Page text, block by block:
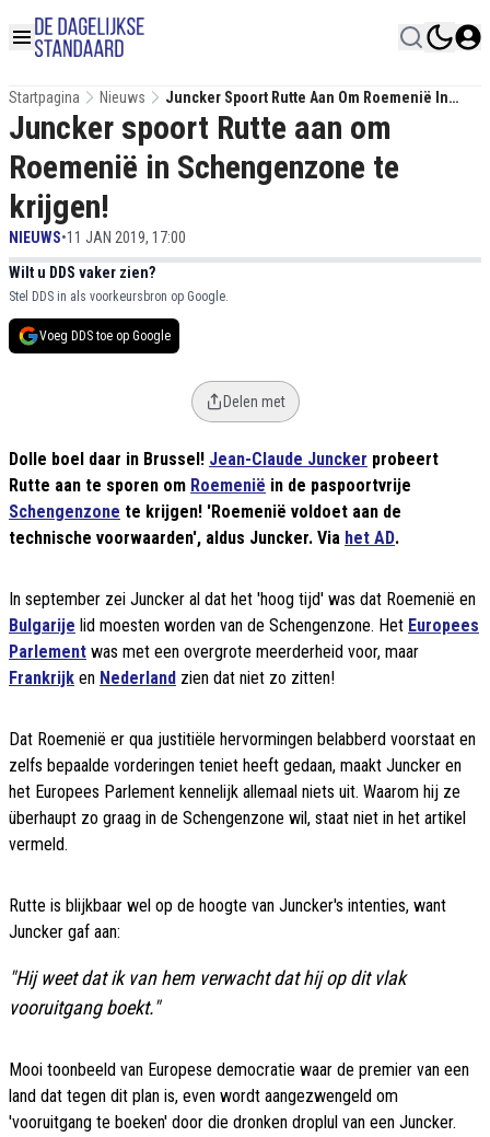
Startpagina Nieuws
Juncker Spoort Rutte Aan Om Roemenië In
Schengenzone Te Krijgen!
Juncker spoort Rutte aan om
Roemenië in Schengenzone te
krijgen!
NIEUWS•11 JAN 2019, 17:00
Wilt u DDS vaker zien?
Stel DDS in als voorkeursbron op Google.
Voeg DDS toe op Google
Delen met
Dolle boel daar in Brussel! Jean-Claude Juncker probeert
Rutte aan te sporen om Roemenië in de paspoortvrije
Schengenzone te krijgen! 'Roemenië voldoet aan de
technische voorwaarden', aldus Juncker. Via het AD.
In september zei Juncker al dat het 'hoog tijd' was dat Roemenië en
Bulgarije lid moesten worden van de Schengenzone. Het Europees
Parlement was met een overgrote meerderheid voor, maar
Frankrijk en Nederland zien dat niet zo zitten!
Dat Roemenië er qua justitiële hervormingen belabberd voorstaat en
zelfs bepaalde vorderingen teniet heeft gedaan, maakt Juncker en
het Europees Parlement kennelijk allemaal niets uit. Waarom hij ze
überhaupt zo graag in de Schengenzone wil, staat niet in het artikel
vermeld.
Rutte is blijkbaar wel op de hoogte van Juncker's intenties, want
Juncker gaf aan:
"Hij weet dat ik van hem verwacht dat hij op dit vlak
vooruitgang boekt."
Mooi toonbeeld van Europese democratie waar de premier van een
land dat tegen dit plan is, even wordt aangezwengeld om
'vooruitgang te boeken' door die dronken droplul van een Juncker.